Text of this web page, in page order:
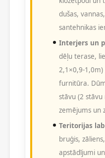
dušas,
santehnikas
Interjers un
dēļu terase,
2,1×0,9-
furnitūra.
stāvu (2 stāvu
zemējums un
Teritorijas
bruģis,
apstādījumi